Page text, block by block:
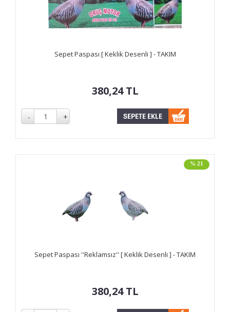
Sepet Paspası [ Keklik Desenli ] - TAKIM
380,24TL
% 21
Sepet Paspası ''Reklamsız'' [ Keklik Desenli ] - TAKIM
380,24TL